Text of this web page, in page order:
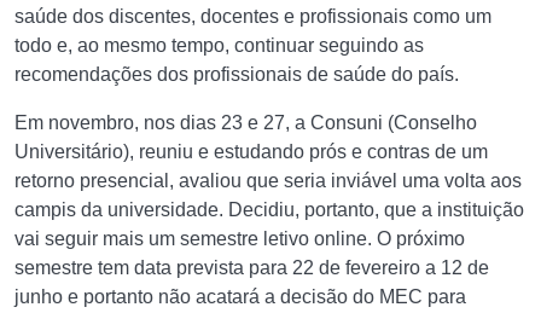
saúde dos discentes, docentes e profissionais como um
todo e, ao mesmo tempo, continuar seguindo as
recomendações dos profissionais de saúde do país.
Em novembro, nos dias 23 e 27, a Consuni (Conselho
Universitário), reuniu e estudando prós e contras de um
retorno presencial, avaliou que seria inviável uma volta aos
campis da universidade. Decidiu, portanto, que a instituição
vai seguir mais um semestre letivo online. O próximo
semestre tem data prevista para 22 de fevereiro a 12 de
junho e portanto não acatará a decisão do MEC para